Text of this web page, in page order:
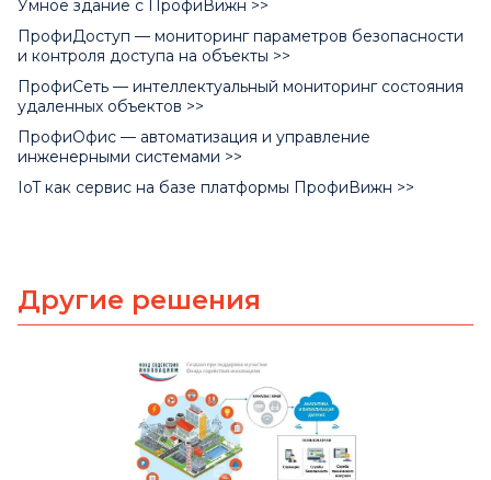
Умное здание с ПрофиВижн >>
ПрофиДоступ — мониторинг параметров безопасности
и контроля доступа на объекты >>
ПрофиСеть — интеллектуальный мониторинг состояния
удаленных объектов >>
ПрофиОфис — автоматизация и управление
инженерными системами >>
IoT как сервис на базе платформы ПрофиВижн >>
Другие решения